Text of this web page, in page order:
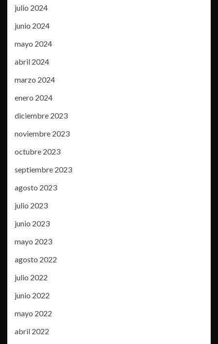
julio 2024
junio 2024
mayo 2024
abril 2024
marzo 2024
enero 2024
diciembre 2023
noviembre 2023
octubre 2023
septiembre 2023
agosto 2023
julio 2023
junio 2023
mayo 2023
agosto 2022
julio 2022
junio 2022
mayo 2022
abril 2022